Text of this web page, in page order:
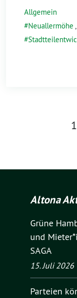
Allgemein
Neuallermöhe ,
1
Altona
Grüne
und
SAGA
15. Juli 2026
Parteien